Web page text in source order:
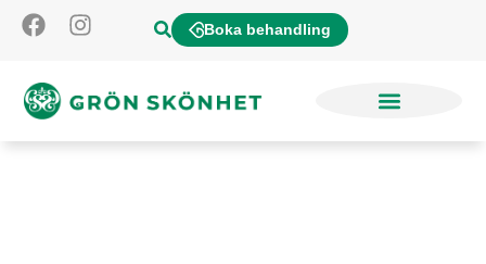
Boka behandling